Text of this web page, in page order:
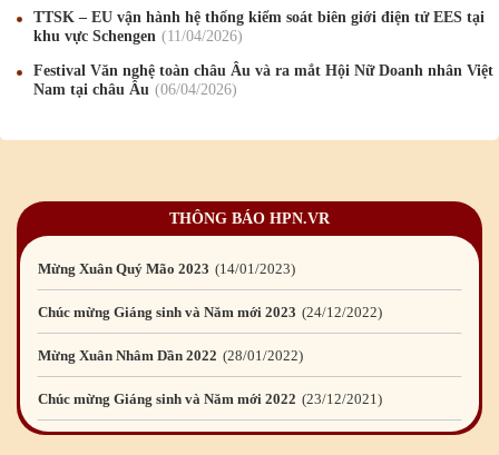
TTSK – EU vận hành hệ thống kiểm soát biên giới điện tử EES tại
khu vực Schengen
11/04/2026
Festival Văn nghệ toàn châu Âu và ra mắt Hội Nữ Doanh nhân Việt
Nam tại châu Âu
06/04/2026
THÔNG BÁO HPN.VR
Mừng Xuân Bính Ngọ 2026 15 /02 /2026
Chúc mừng Giáng sinh và Năm mới 2025
Mừng Xuân Giáp Thìn 2024 09/02/2024
Mừng Xuân Quý Mão 2023 14/01/2023
Chúc mừng Giáng sinh và Năm mới 2023
Mừng Xuân Nhâm Dần 2022 28/01 /2022
Chúc mừng Giáng sinh và Năm mới 2022
Mừng Xuân Tân Sửu 2021 10/02/2021